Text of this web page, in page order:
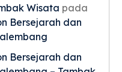
Wisata pada
Bersejarah dan
Bersejarah dan